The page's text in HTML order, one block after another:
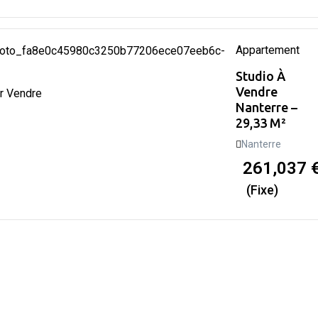
Vendre
Appartement
Studio À
Vendre
Nanterre –
29,33 M²
Nanterre
261,037
(Fixe)